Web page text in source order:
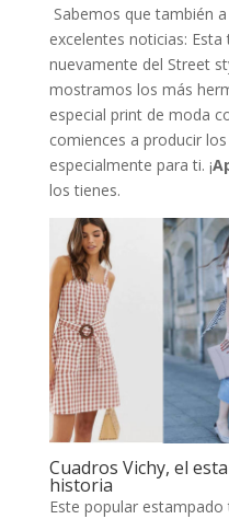
Sabemos que también
excelentes noticias:
nuevamente del Street
mostramos los más
especial print de moda
comiences a producir
especialmente para ti. ¡
los tienes.
Cuadros Vichy, el
historia
Este popular estampado